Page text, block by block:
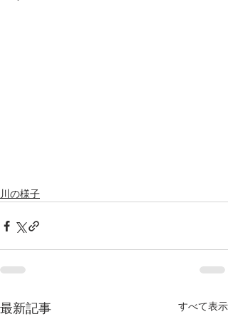
川の様子
最新記事 すべて表示